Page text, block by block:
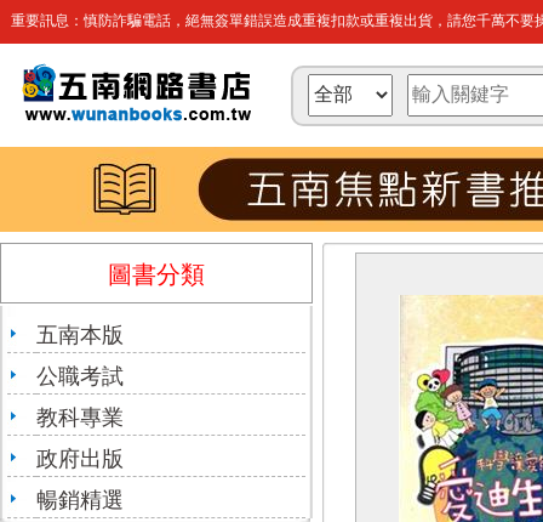
重要訊息：慎防詐騙電話，絕無簽單錯誤造成重複扣款或重複出貨，請您千萬不要
圖書分類
五南本版
公職考試
教科專業
政府出版
暢銷精選